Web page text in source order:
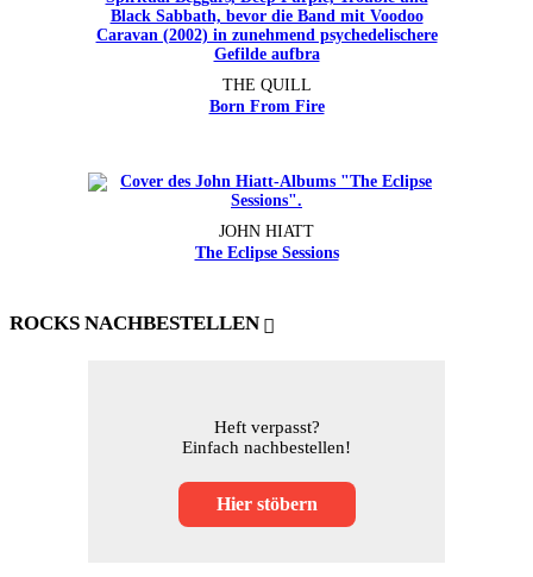
THE QUILL
Born From Fire
JOHN HIATT
The Eclipse Sessions
ROCKS NACHBESTELLEN
Heft verpasst?
Einfach nachbestellen!
Hier stöbern